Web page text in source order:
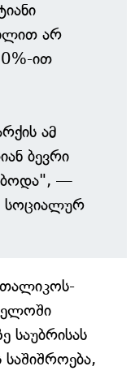
არ
ით
ამ
ბევრი
—
სოციალურ
საუბრისას